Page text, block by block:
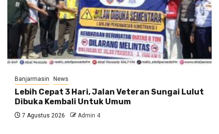
Banjarmasin News
Lebih Cepat 3 Hari, Jalan Veteran Sungai Lulut
Dibuka Kembali Untuk Umum
7 Agustus 2026 Admin 4